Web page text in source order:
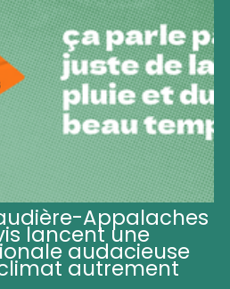
Appalaches
lancent une
audacieuse
autrement